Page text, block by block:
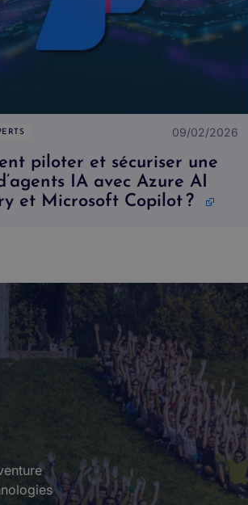
09/02/2026
piloter et sécuriser une
IA avec Azure AI
et Microsoft Copilot ?